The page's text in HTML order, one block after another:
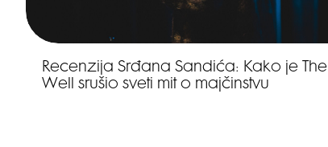
Recenzija Srđana Sandića: Kako je The
Well srušio sveti mit o majčinstvu